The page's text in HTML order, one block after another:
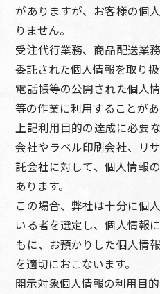
がありますが、お客様の個
りません。
受注代行業務、商品配送業
委託された個人情報を取り扱
電話帳等の公開された個人
等の作業に利用することがあ
上記利用目的の達成に必要
会社やラベル印刷会社、リ
託会社に対して、個人情報
あります。
この場合、弊社は十分に個
いる者を選定し、個人情報
もに、お預かりした個人情
を適切におこないます。
開示対象個人情報の利用目的